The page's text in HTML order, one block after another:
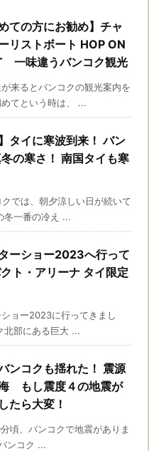
ての方にお勧め】チャ
リストボート HOP ON
一味違うバンコク観光
来るとバンコクの観光案内を
てという時は、 ...
タイに寒波到来！ バン
の寒さ！ 南国タイも寒
では、朝夕涼しい日が続いて
冬一番の冷え ...
ーショー2023へ行って
ト・アリーナ タイ限定
ョー2023に行ってきまし
北部にある巨大 ...
ンコクも揺れた！ 震源
もし震度４の地震が
たら大変！
頃、バンコクで地震がありま
ンコク ...